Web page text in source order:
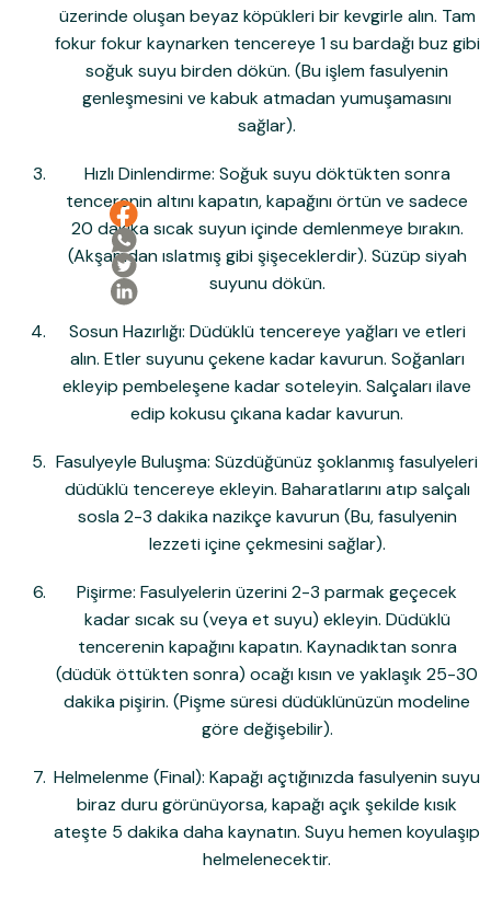
üzerinde oluşan beyaz köpükleri bir kevgirle alın. Tam
fokur fokur kaynarken tencereye 1 su bardağı buz gibi
soğuk suyubirden dökün. (Bu işlem fasulyenin
genleşmesini ve kabuk atmadan yumuşamasını
sağlar).
Hızlı Dinlendirme: Soğuk suyu döktükten sonra
tencerenin altını kapatın, kapağını örtün ve sadece
20 dakikasıcak suyun içinde demlenmeye bırakın.
(Akşamdan ıslatmış gibi şişeceklerdir). Süzüp siyah
suyunu dökün.
Sosun Hazırlığı: Düdüklü tencereye yağları ve etleri
alın. Etler suyunu çekene kadar kavurun. Soğanları
ekleyip pembeleşene kadar soteleyin. Salçaları ilave
edip kokusu çıkana kadar kavurun.
Fasulyeyle Buluşma: Süzdüğünüz şoklanmış fasulyeleri
düdüklü tencereye ekleyin. Baharatlarını atıp salçalı
sosla 2-3 dakika nazikçe kavurun (Bu, fasulyenin
lezzeti içine çekmesini sağlar).
Pişirme: Fasulyelerin üzerini 2-3 parmak geçecek
kadar sıcak su (veya et suyu) ekleyin. Düdüklü
tencerenin kapağını kapatın. Kaynadıktan sonra
(düdük öttükten sonra) ocağı kısın ve yaklaşık 25-30
dakikapişirin. (Pişme süresi düdüklünüzün modeline
göre değişebilir).
Helmelenme (Final): Kapağı açtığınızda fasulyenin suyu
biraz duru görünüyorsa, kapağı açık şekilde kısık
ateşte 5 dakika daha kaynatın. Suyu hemen koyulaşıp
helmelenecektir.